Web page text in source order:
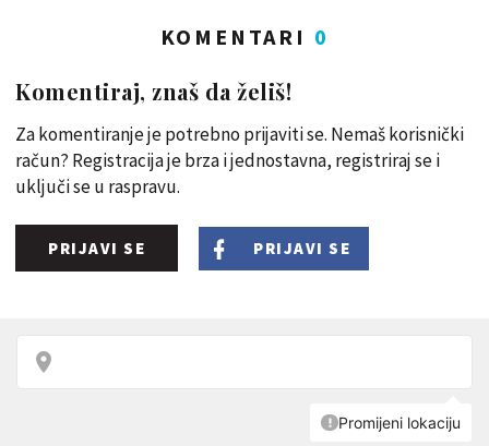
KOMENTARI 0
Komentiraj, znaš da želiš!
Za komentiranje je potrebno prijaviti se. Nemaš korisnički
račun? Registracija je brza i jednostavna, registriraj se i
uključi se u raspravu.
PRIJAVI SE PRIJAVI SE